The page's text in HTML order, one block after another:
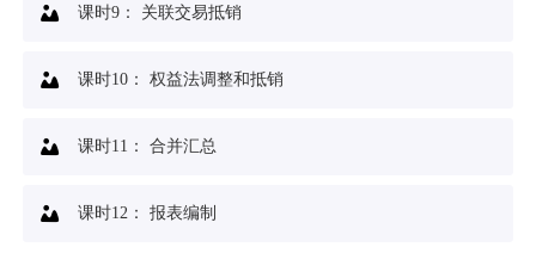
课时9： 关联交易抵销
课时10： 权益法调整和抵销
课时11： 合并汇总
课时12： 报表编制